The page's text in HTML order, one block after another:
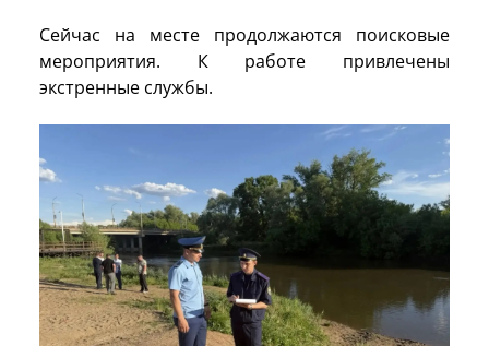
Сейчас на месте продолжаются поисковые
мероприятия. К работе привлечены
экстренные службы.